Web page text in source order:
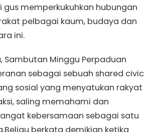
gus memperkukuhkan hubungan
pelbagai kaum, budaya dan
ini.
Sambutan Minggu Perpaduan
sebagai sebuah shared civic
sosial yang menyatukan rakyat
saling memahami dan
kebersamaan sebagai satu